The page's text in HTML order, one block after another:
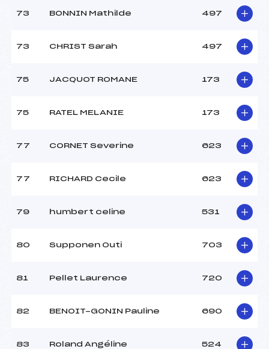
73 BONNIN Mathilde 497
73 CHRIST Sarah 497
75 JACQUOT ROMANE 173
75 RATEL MELANIE 173
77 CORNET Severine 623
77 RICHARD Cecile 623
79 humbert celine 531
80 Supponen Outi 703
81 Pellet Laurence 720
82 BENOIT-GONIN Pauline 690
83 Roland Angéline 524